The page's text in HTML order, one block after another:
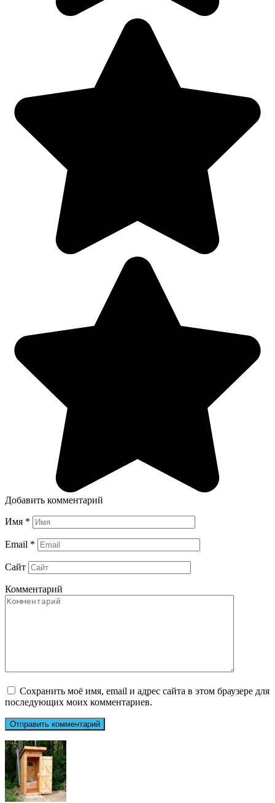
Добавить комментарий
Имя *
Email *
Сайт
Комментарий
Сохранить моё имя, email и адрес сайта в этом браузере для
последующих моих комментариев.